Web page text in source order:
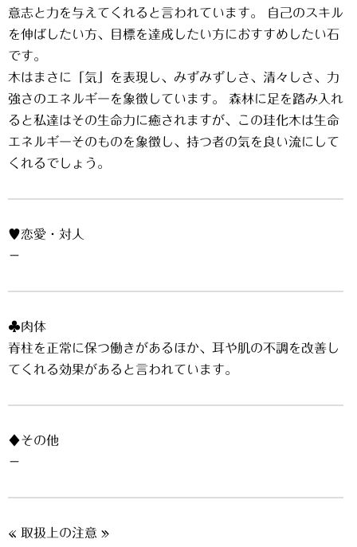
意志と力を与えてくれると言われています。 自己のスキル
を伸ばしたい方、目標を達成したい方におすすめしたい石
です。
木はまさに「気」を表現し、みずみずしさ、清々しさ、力
強さのエネルギーを象徴しています。 森林に足を踏み入れ
ると私達はその生命力に癒されますが、この珪化木は生命
エネルギーそのものを象徴し、持つ者の気を良い流にして
くれるでしょう。
♥恋愛・対人
－
♣肉体
脊柱を正常に保つ働きがあるほか、耳や肌の不調を改善し
てくれる効果があると言われています。
♦その他
－
« 取扱上の注意 »